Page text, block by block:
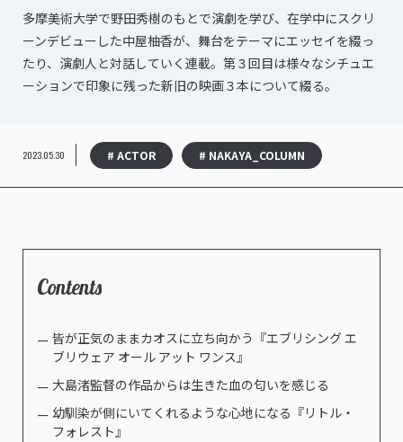
多摩美術大学で野田秀樹のもとで演劇を学び、在学中にスクリ
ーンデビューした中屋柚香が、舞台をテーマにエッセイを綴っ
たり、演劇人と対話していく連載。第３回目は様々なシチュエ
ーションで印象に残った新旧の映画３本について綴る。
2023.05.30 # ACTOR # NAKAYA_COLUMN
Contents
皆が正気のままカオスに立ち向かう『エブリシング エ
ブリウェア オール アット ワンス』
大島渚監督の作品からは生きた血の匂いを感じる
幼馴染が側にいてくれるような心地になる『リトル・
フォレスト』